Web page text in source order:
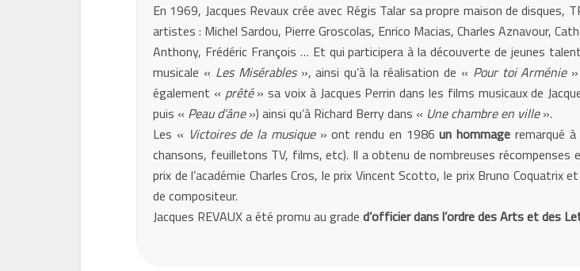
En 1969, Jacques Revaux crée avec Régis Talar sa propre maison de
artistes : Michel Sardou, Pierre Groscolas, Enrico Macias, Charles Aznavour,
Anthony, Frédéric François … Et qui participera à la découverte de jeunes
musicale « Les Misérables», ainsi qu’à la réalisation de « Pour toi Arménie»
également « prêté» sa voix à Jacques Perrin dans les films musicaux de
puis « Peau d’âne») ainsi qu’à Richard Berry dans « Une chambre en ville».
Les « Victoires de la musique» ont rendu en 1986un hommage remarqué
chansons, feuilletons TV, films, etc). Il a obtenu de nombreuses récompenses
prix de l’académie Charles Cros, le prix Vincent Scotto, le prix Bruno Coquatrix
de compositeur.
Jacques REVAUX a été promu au grade d’officier dans l’ordre des Arts et des